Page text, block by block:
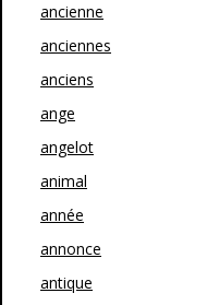
ancienne
anciennes
anciens
ange
angelot
animal
année
annonce
antique